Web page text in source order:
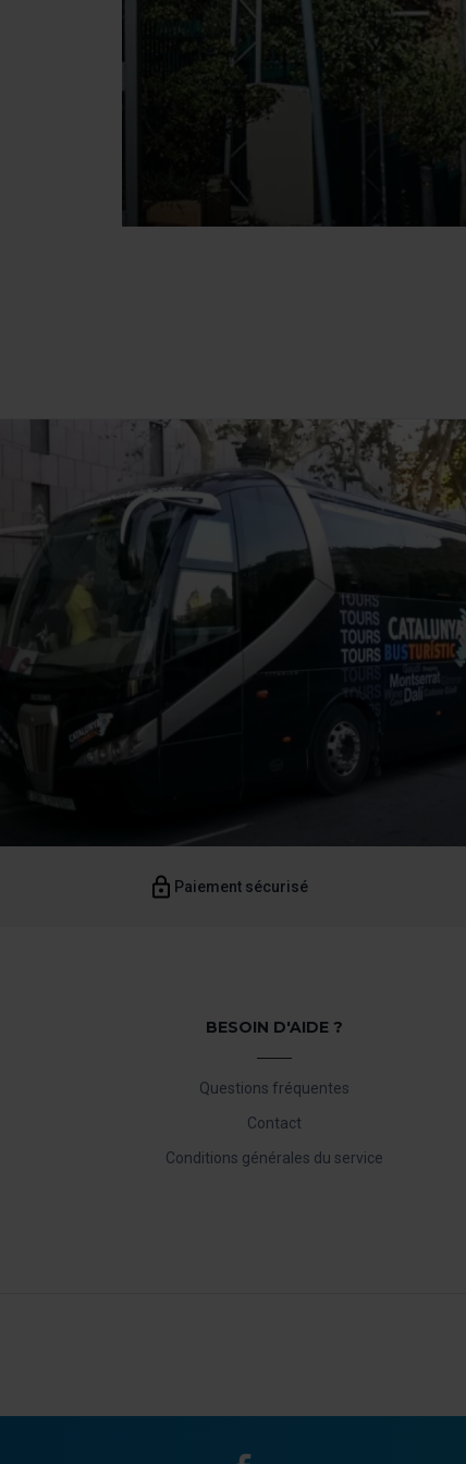
Paiement sécurisé
BESOIN D'AIDE ?
Questions fréquentes
Contact
Conditions générales du service